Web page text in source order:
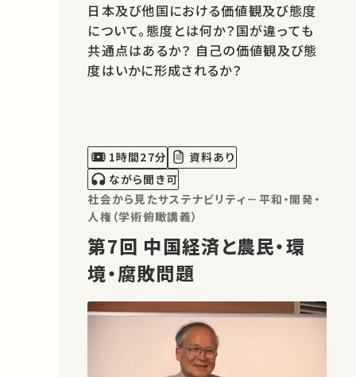
日本及び他国における価値観及び態度
について。態度とは何か？国が違っても
共通点はあるか？ 自己の価値観及び態
度はいかに形成されるか？
1時間27分
資料あり
ながら聞き可
社会から見たサステナビリティ－平和・開発・
人権（学術俯瞰講義）
第7回 中国経済と農民・環
境・腐敗問題